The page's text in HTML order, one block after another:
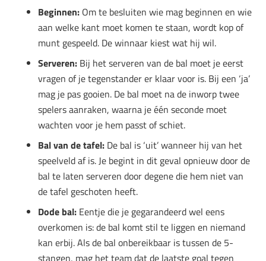
Beginnen: Om te besluiten wie mag beginnen en wie
aan welke kant moet komen te staan, wordt kop of
munt gespeeld. De winnaar kiest wat hij wil.
Serveren: Bij het serveren van de bal moet je eerst
vragen of je tegenstander er klaar voor is. Bij een ‘ja’
mag je pas gooien. De bal moet na de inworp twee
spelers aanraken, waarna je één seconde moet
wachten voor je hem passt of schiet.
Bal van de tafel: De bal is ‘uit’ wanneer hij van het
speelveld af is. Je begint in dit geval opnieuw door de
bal te laten serveren door degene die hem niet van
de tafel geschoten heeft.
Dode bal: Eentje die je gegarandeerd wel eens
overkomen is: de bal komt stil te liggen en niemand
kan erbij. Als de bal onbereikbaar is tussen de 5-